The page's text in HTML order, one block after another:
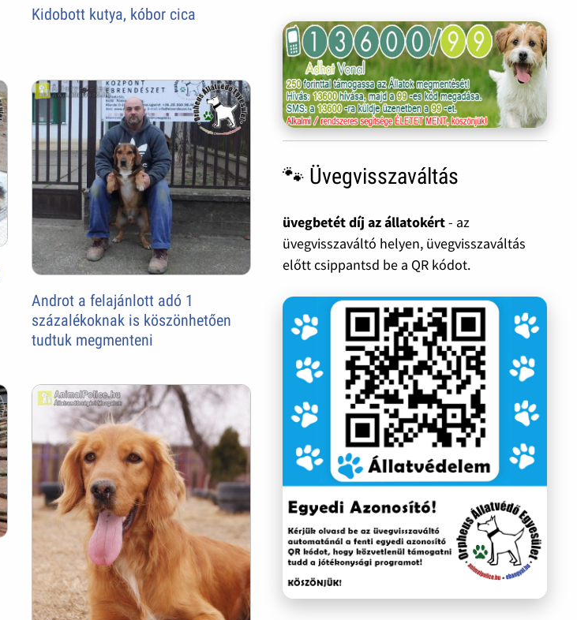
Kidobott kutya, kóbor cica
Androt a felajánlott adó 1
százalékoknak is köszönhetően
tudtuk megmenteni
🐾 Üvegvisszaváltás
üvegbetét díj az állatokért- az
üvegvisszaváltó helyen, üvegvisszaváltás
előtt csippantsd be a QR kódot.